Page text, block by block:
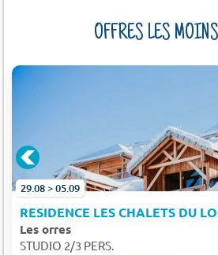
OFFRES LES
29.08 > 05.09
RESIDENCE LES CHALETS DU
Les orres
STUDIO 2/3 PERS.